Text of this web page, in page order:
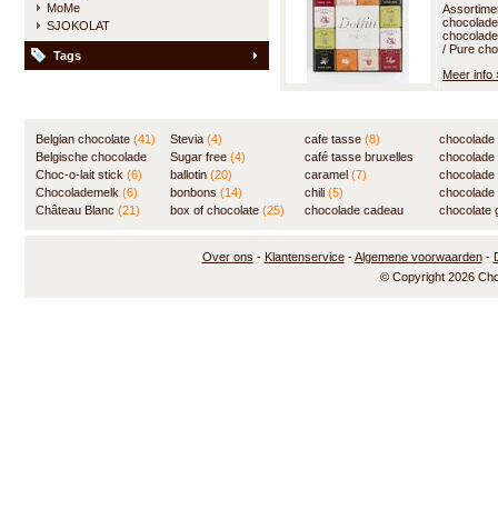
MoMe
SJOKOLAT
Tags
/ Pure
Meer info
Belgian chocolate (41)
Belgische chocolade
(84)
Choc-o-lait stick (6)
Chocolademelk (6)
Château Blanc (21)
Stevia (4)
Sugar free (4)
ballotin (20)
bonbons (14)
box of chocolate (25)
cafe tasse (8)
café tasse bruxelles
(8)
caramel (7)
chili (5)
chocolade cadeau
(7)
chocolate
Over ons - Klantenservice-Algemene voorwaarden-
© Copyright 2026